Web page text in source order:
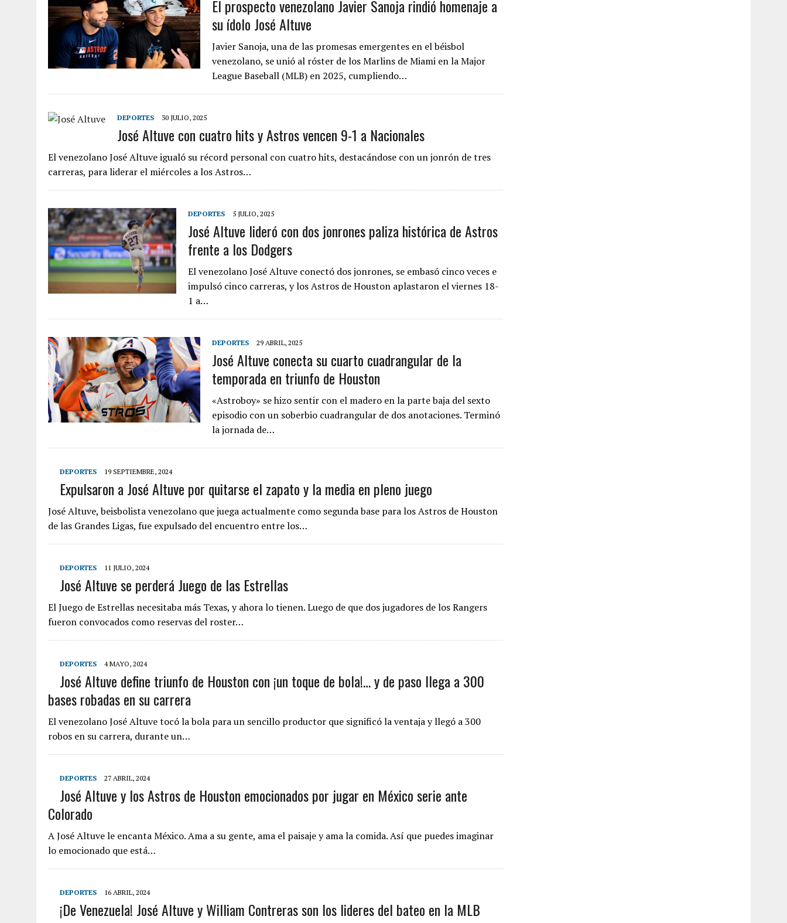
El prospecto venezolano Javier Sanoja rindió homenaje a
su ídolo José Altuve
Javier Sanoja, una de las promesas emergentes en el béisbol
venezolano, se unió al róster de los Marlins de Miami en la Major
League Baseball (MLB) en 2025, cumpliendo…
DEPORTES 30 JULIO, 2025
José Altuve con cuatro hits y Astros vencen 9-1 a Nacionales
El venezolano José Altuve igualó su récord personal con cuatro hits, destacándose con un jonrón de tres
carreras, para liderar el miércoles a los Astros…
DEPORTES 5 JULIO, 2025
José Altuve lideró con dos jonrones paliza histórica de Astros
frente a los Dodgers
El venezolano José Altuve conectó dos jonrones, se embasó cinco veces e
impulsó cinco carreras, y los Astros de Houston aplastaron el viernes 18-
1 a…
DEPORTES 29 ABRIL, 2025
José Altuve conecta su cuarto cuadrangular de la
temporada en triunfo de Houston
«Astroboy» se hizo sentir con el madero en la parte baja del sexto
episodio con un soberbio cuadrangular de dos anotaciones. Terminó
la jornada de…
DEPORTES 19 SEPTIEMBRE, 2024
Expulsaron a José Altuve por quitarse el zapato y la media en pleno juego
José Altuve, beisbolista venezolano que juega actualmente como segunda base para los Astros de Houston
de las Grandes Ligas, fue expulsado del encuentro entre los…
DEPORTES 11 JULIO, 2024
José Altuve se perderá Juego de las Estrellas
El Juego de Estrellas necesitaba más Texas, y ahora lo tienen. Luego de que dos jugadores de los Rangers
fueron convocados como reservas del roster…
DEPORTES 4 MAYO, 2024
José Altuve define triunfo de Houston con ¡un toque de bola!… y de paso llega a 300
bases robadas en su carrera
El venezolano José Altuve tocó la bola para un sencillo productor que significó la ventaja y llegó a 300
robos en su carrera, durante un…
DEPORTES 27 ABRIL, 2024
José Altuve y los Astros de Houston emocionados por jugar en México serie ante
Colorado
A José Altuve le encanta México. Ama a su gente, ama el paisaje y ama la comida. Así que puedes imaginar
lo emocionado que está…
DEPORTES 16 ABRIL, 2024
¡De Venezuela! José Altuve y William Contreras son los lideres del bateo en la MLB